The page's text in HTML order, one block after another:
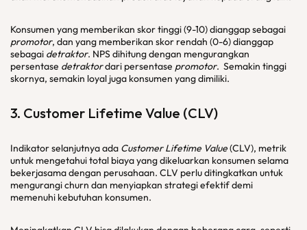
Konsumen yang memberikan skor tinggi (9-10) dianggap sebagai
promotor, dan yang memberikan skor rendah (0-6) dianggap
sebagai detraktor. NPS dihitung dengan mengurangkan
persentase detraktordari persentase promotor. Semakin tinggi
skornya, semakin loyal juga konsumen yang dimiliki.
3. Customer Lifetime Value (CLV)
Indikator selanjutnya ada Customer Lifetime Value(CLV), metrik
untuk mengetahui total biaya yang dikeluarkan konsumen selama
bekerjasama dengan perusahaan. CLV perlu ditingkatkan untuk
mengurangi churn dan menyiapkan strategi efektif demi
memenuhi kebutuhan konsumen.